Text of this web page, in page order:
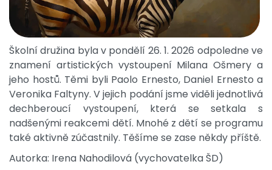
Školní družina byla v pondělí 26. 1. 2026 odpoledne ve
znamení artistických vystoupení Milana Ošmery a
jeho hostů. Těmi byli Paolo Ernesto, Daniel Ernesto a
Veronika Faltyny. V jejich podání jsme viděli jednotlivá
dechberoucí vystoupení, která se setkala s
nadšenými reakcemi dětí. Mnohé z dětí se programu
také aktivně zúčastnily. Těšíme se zase někdy příště.
Autorka: Irena Nahodilová (vychovatelka ŠD)